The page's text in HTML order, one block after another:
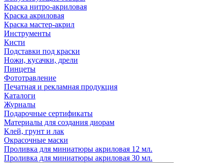
Краска нитро-акриловая
Краска акриловая
Краска мастер-акрил
Инструменты
Кисти
Подставки под краски
Ножи, кусачки, дрели
Пинцеты
Фототравление
Печатная и рекламная продукция
Каталоги
Журналы
Подарочные сертификаты
Материалы для создания диорам
Клей, грунт и лак
Окрасочные маски
Проливка для миниатюры акриловая 12 мл.
Проливка для миниатюры акриловая 30 мл.